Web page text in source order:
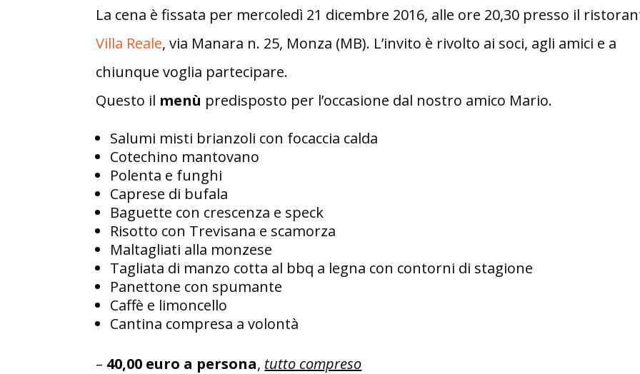
La cena è fissata per mercoledì 21 dicembre 2016, alle ore 20,30 presso il
Villa Reale, via Manara n. 25, Monza (MB). L’invito è rivolto ai soci, agli amici e a
chiunque voglia partecipare.
Questo il menù predisposto per l’occasione dal nostro amico Mario.
Salumi misti brianzoli con focaccia calda
Cotechino mantovano
Polenta e funghi
Caprese di bufala
Baguette con crescenza e speck
Risotto con Trevisana e scamorza
Maltagliati alla monzese
Tagliata di manzo cotta al bbq a legna con contorni di stagione
Panettone con spumante
Caffè e limoncello
Cantina compresa a volontà
– 40,00 euro a persona, tutto compreso